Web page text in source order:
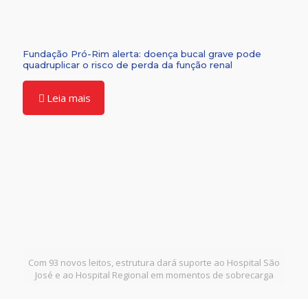
Fundação Pró-Rim alerta: doença bucal grave pode
quadruplicar o risco de perda da função renal
Leia mais
Com 93 novos leitos, estrutura dará suporte ao Hospital São
José e ao Hospital Regional em momentos de sobrecarga